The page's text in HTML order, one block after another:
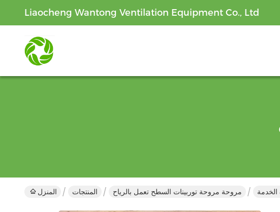
Liaocheng Wantong Ventilation Equipment Co., Ltd
المنزل المنتجات مروحة مروحة توربينات السطح تعمل بالرياح